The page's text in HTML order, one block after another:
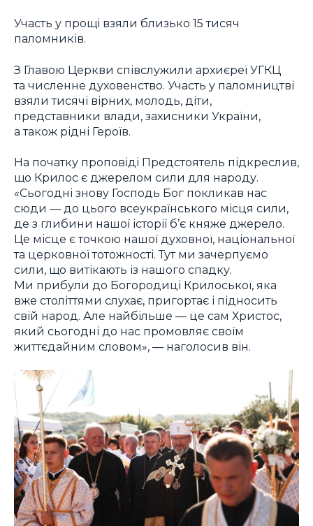
Участь у прощі взяли близько 15 тисяч
паломників.
З Главою Церкви співслужили архиєреї УГКЦ
та численне духовенство. Участь у паломництві
взяли тисячі вірних, молодь, діти,
представники влади, захисники України,
а також рідні Героїв.
На початку проповіді Предстоятель підкреслив,
що Крилос є джерелом сили для народу.
«Сьогодні знову Господь Бог покликав нас
сюди — до цього всеукраїнського місця сили,
де з глибини нашої історії б’є княже джерело.
Це місце є точкою нашої духовної, національної
та церковної тотожності. Тут ми зачерпуємо
сили, що витікають із нашого спадку.
Ми прибули до Богородиці Крилоської, яка
вже століттями слухає, пригортає і підносить
свій народ. Але найбільше — це сам Христос,
який сьогодні до нас промовляє своїм
життєдайним словом», — наголосив він.